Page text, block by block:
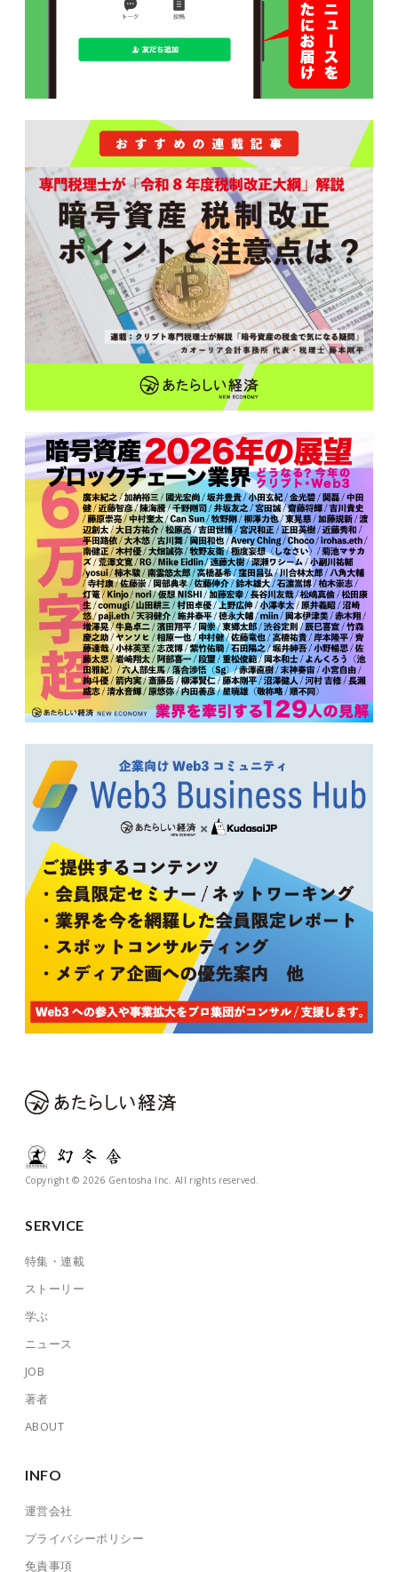
Copyright © 2026 Gentosha Inc. All rights reserved.
SERVICE
特集・連載
ストーリー
学ぶ
ニュース
JOB
著者
ABOUT
INFO
運営会社
プライバシーポリシー
免責事項